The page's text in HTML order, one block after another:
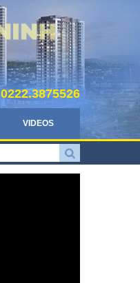
0222.3875526
VIDEOS